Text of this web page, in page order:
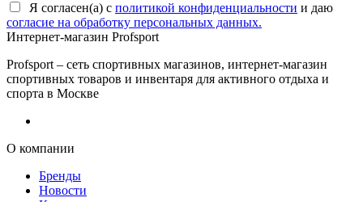
Я согласен(a) с политикой конфиденциальности и даю
согласие на обработку персональных данных.
Интернет-магазин Profsport
Profsport – сеть спортивных магазинов, интернет-магазин
спортивных товаров и инвентаря для активного отдыха и
спорта в Москве
О компании
Бренды
Новости